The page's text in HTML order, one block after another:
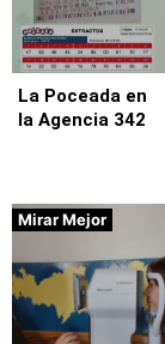
La Poceada en
la Agencia 342
Mirar Mejor